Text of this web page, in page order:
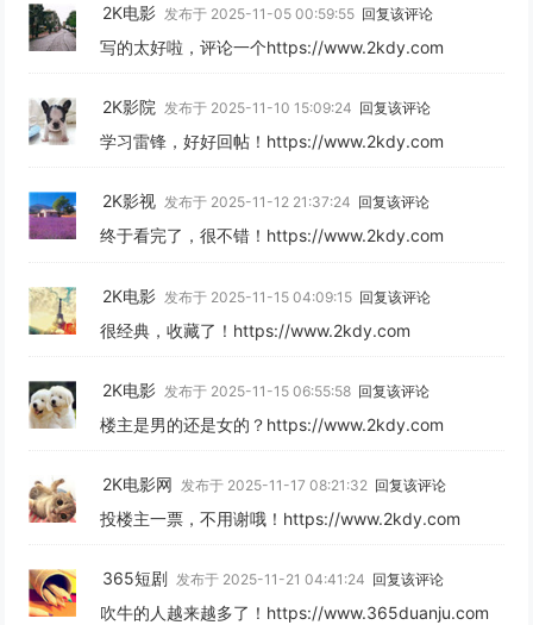
2K电影 发布于 2025-11-05 00:59:55 回复该评论
写的太好啦，评论一个https://www.2kdy.com
2K影院 发布于 2025-11-10 15:09:24 回复该评论
学习雷锋，好好回帖！https://www.2kdy.com
2K影视 发布于 2025-11-12 21:37:24 回复该评论
终于看完了，很不错！https://www.2kdy.com
2K电影 发布于 2025-11-15 04:09:15 回复该评论
很经典，收藏了！https://www.2kdy.com
2K电影 发布于 2025-11-15 06:55:58 回复该评论
楼主是男的还是女的？https://www.2kdy.com
2K电影网 发布于 2025-11-17 08:21:32 回复该评论
投楼主一票，不用谢哦！https://www.2kdy.com
365短剧 发布于 2025-11-21 04:41:24 回复该评论
吹牛的人越来越多了！https://www.365duanju.com